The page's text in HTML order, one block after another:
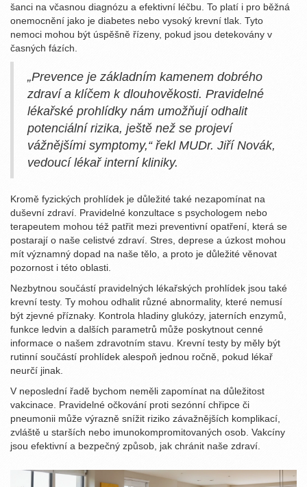
šanci na včasnou diagnózu a efektivní léčbu. To platí i pro běžná
onemocnění jako je diabetes nebo vysoký krevní tlak. Tyto
nemoci mohou být úspěšně řízeny, pokud jsou detekovány v
časných fázích.
„Prevence je základním kamenem dobrého
zdraví a klíčem k dlouhověkosti. Pravidelné
lékařské prohlídky nám umožňují odhalit
potenciální rizika, ještě než se projeví
vážnějšími symptomy,“ řekl MUDr. Jiří Novák,
vedoucí lékař interní kliniky.
Kromě fyzických prohlídek je důležité také nezapomínat na
duševní zdraví. Pravidelné konzultace s psychologem nebo
terapeutem mohou též patřit mezi preventivní opatření, která se
postarají o naše celistvé zdraví. Stres, deprese a úzkost mohou
mít významný dopad na naše tělo, a proto je důležité věnovat
pozornost i této oblasti.
Nezbytnou součástí pravidelných lékařských prohlídek jsou také
krevní testy. Ty mohou odhalit různé abnormality, které nemusí
být zjevné příznaky. Kontrola hladiny glukózy, jaterních enzymů,
funkce ledvin a dalších parametrů může poskytnout cenné
informace o našem zdravotním stavu. Krevní testy by měly být
rutinní součástí prohlídek alespoň jednou ročně, pokud lékař
neurčí jinak.
V neposlední řadě bychom neměli zapomínat na důležitost
vakcinace. Pravidelné očkování proti sezónní chřipce či
pneumonii může výrazně snížit riziko závažnějších komplikací,
zvláště u starších nebo imunokompromitovaných osob. Vakcíny
jsou efektivní a bezpečný způsob, jak chránit naše zdraví.